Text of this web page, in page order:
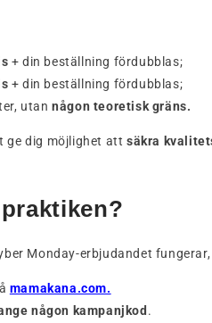
+ din beställning fördubblas;
+ din beställning fördubblas;
utannågon teoretisk gräns.
ge dig möjlighet attsäkra
Monday-erbjudandet
mamakana.com.
någon kampanjkod .